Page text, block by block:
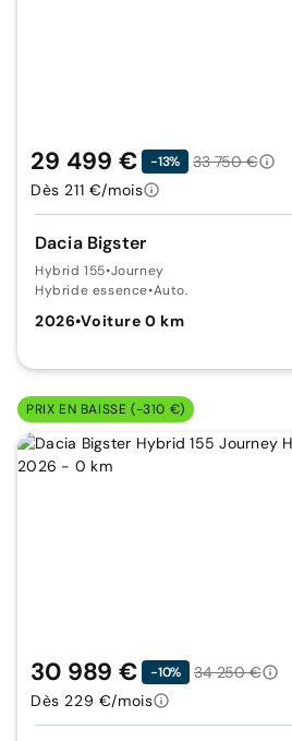
Dacia Bigster
Hybrid 155•Journey
Hybride essence•Auto.
2026•Voiture 0 km
29 499 € -13%
33 750 €
Dès 211 €/mois
PRIX EN BAISSE (-310 €)
30 989 € -10%
34 250 €
Dès 229 €/mois